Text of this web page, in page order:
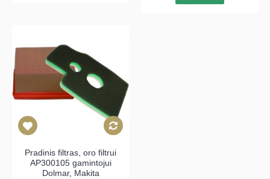
Pradinis filtras, oro filtrui
AP300105 gamintojui
Dolmar, Makita